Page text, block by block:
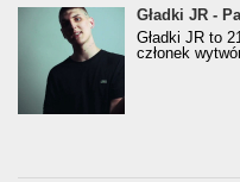
Gładki JR - Patoshot
Gładki JR -
Gładki JR to
członek